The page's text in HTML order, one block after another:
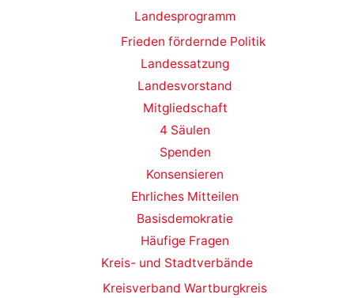
Landesprogramm
Frieden fördernde Politik
Landessatzung
Landesvorstand
Mitgliedschaft
4 Säulen
Spenden
Konsensieren
Ehrliches Mitteilen
Basisdemokratie
Häufige Fragen
Kreis- und Stadtverbände
Kreisverband Wartburgkreis